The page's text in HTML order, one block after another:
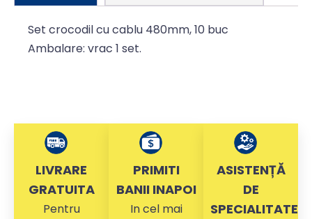
Set crocodil cu cablu 480mm, 10 buc
Ambalare: vrac 1 set.
LIVRARE
GRATUITA
Pentru
PRIMITI
BANII INAPOI
In cel mai
ASISTENȚĂ
DE
SPECIALITATE